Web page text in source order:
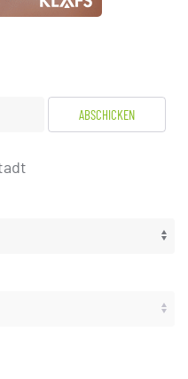
ABSCHICKEN